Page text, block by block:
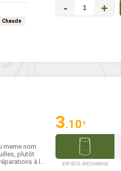
Chaude
- +
meme nom
plutôt
à la
3.10 €
ZIP ÉCO-RECHARGE